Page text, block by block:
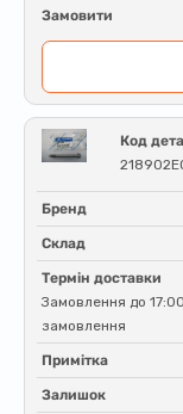
Замовити
Код
Бренд
Склад
Термін доставки
Замовлення до
замовлення
Примітка
Залишок